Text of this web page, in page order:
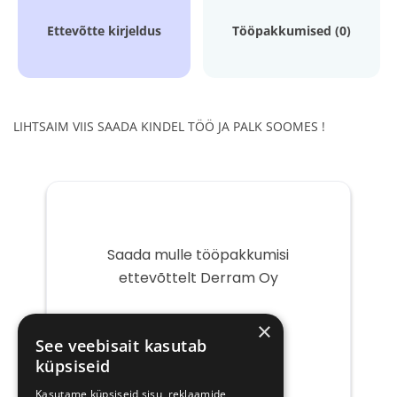
Ettevõtte kirjeldus Tööpakkumised (0)
LIHTSAIM VIIS SAADA KINDEL TÖÖ JA PALK SOOMES !
Saada mulle tööpakkumisi
ettevõttelt Derram Oy
post
×
See veebisait kasutab
küpsiseid
Kasutame küpsiseid sisu, reklaamide